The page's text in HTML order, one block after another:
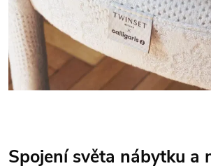
Spojení světa nábytku a